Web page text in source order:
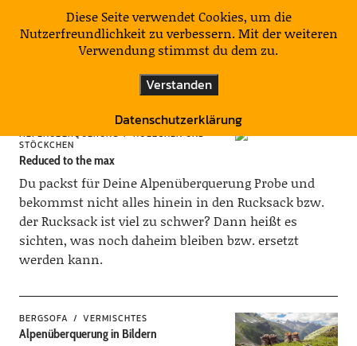
KulturNatur
Vermischtes
ALPENÜBERQUERUNG
HÖLZCHEN UND
STÖCKCHEN
Reduced to the max
Du packst für Deine Alpenüberquerung Probe und
bekommst nicht alles hinein in den Rucksack bzw.
der Rucksack ist viel zu schwer? Dann heißt es
sichten, was noch daheim bleiben bzw. ersetzt
werden kann.
BERGSOFA VERMISCHTES
Alpenüberquerung in Bildern
Diese Seite verwendet Cookies, um die
Nutzerfreundlichkeit zu verbessern. Mit der weiteren
Verwendung stimmst du dem zu.
Verstanden
Datenschutzerklärung